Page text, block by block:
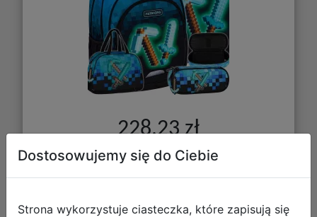
228,23 zł
DO KOSZYKA
Galeria zdjęć
Dostosowujemy się do Ciebie
Strona wykorzystuje ciasteczka, które zapisują się